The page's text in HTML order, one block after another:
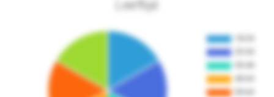
Leeftijd